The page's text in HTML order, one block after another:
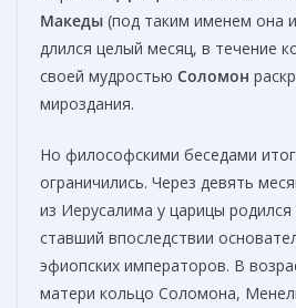
Македы (под таким именем она
длился целый месяц, в течение
своей мудростью Соломон
мироздания.
Но философскими беседами
ограничились. Через девять
из Иерусалима у царицы родился
ставший впоследствии
эфиопских императоров. В
матери кольцо Соломона,